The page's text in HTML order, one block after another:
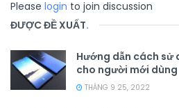
Please login to join discussion
ĐƯỢC ĐỀ XUẤT.
Hướng dẫn cách sử
cho người mới dùng
THÁNG 9 25, 2022